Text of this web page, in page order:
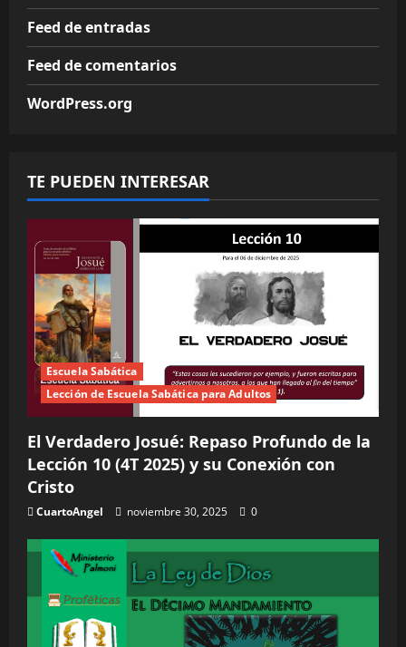
Feed de entradas
Feed de comentarios
WordPress.org
TE PUEDEN INTERESAR
Escuela Sabática
Lección de Escuela Sabática para Adultos
El Verdadero Josué: Repaso Profundo de la
Lección 10 (4T 2025) y su Conexión con
Cristo
CuartoAngel noviembre 30, 2025 0